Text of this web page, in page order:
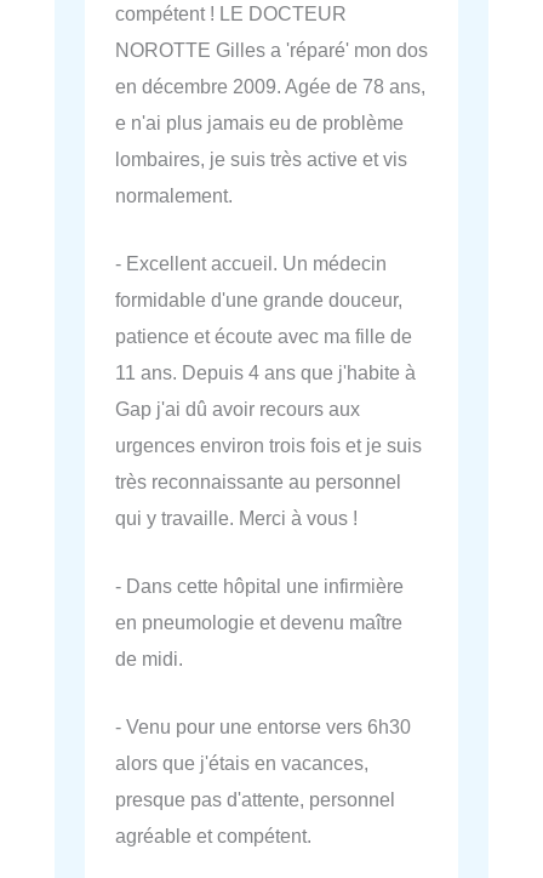
compétent ! LE DOCTEUR
NOROTTE Gilles a 'réparé' mon dos
en décembre 2009. Agée de 78 ans,
e n'ai plus jamais eu de problème
lombaires, je suis très active et vis
normalement.
- Excellent accueil. Un médecin
formidable d'une grande douceur,
patience et écoute avec ma fille de
11 ans. Depuis 4 ans que j'habite à
Gap j'ai dû avoir recours aux
urgences environ trois fois et je suis
très reconnaissante au personnel
qui y travaille. Merci à vous !
- Dans cette hôpital une infirmière
en pneumologie et devenu maître
de midi.
- Venu pour une entorse vers 6h30
alors que j'étais en vacances,
presque pas d'attente, personnel
agréable et compétent.